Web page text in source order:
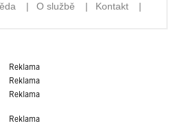
Reklama
Reklama
Reklama
Reklama